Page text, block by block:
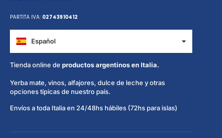
PARTITA IVA: 02743910412
Español
Italiano
Tienda online de productos argentinos en Italia.
Yerba mate, vinos, alfajores, dulce de leche y otras
opciones típicas de nuestro país.
Envíos a toda Italia en 24/48hs hábiles (72hs para islas)